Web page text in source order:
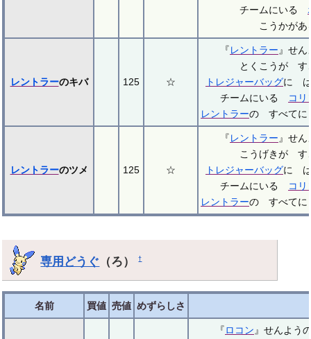
チームにいる
こうかがあ
レントラーのキバ 125 ☆
『レントラー 』せ
とくこうが す
トレジャーバッグに は
チームにいる
コリ
レントラーの すべてに
レントラーのツメ 125 ☆
『レントラー 』せ
こうげきが す
トレジャーバッグに は
チームにいる
コリ
レントラーの すべてに
専用どうぐ （ろ）†
名前 買値 売値 めずらしさ
『ロコン 』せんよ